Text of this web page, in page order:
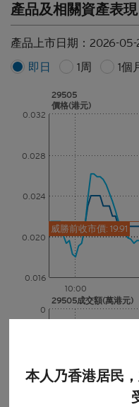
本人乃香港居民
產品及相關資產表現
產品上市日期： 2026-05-
即日
1周 1個
29505
價格(港元)
29505成交額(萬港元)
威勝成交額(百萬港元)
10:00
10:00
0.016
0.020
0.024
0.028
0.032
0
威勝前收市價: 19.91